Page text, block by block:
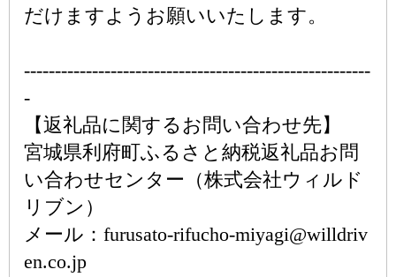
だけますようお願いいたします。
--------------------------------------------------------
-
【返礼品に関するお問い合わせ先】
宮城県利府町ふるさと納税返礼品お問
い合わせセンター（株式会社ウィルド
リブン）
メール：furusato-rifucho-miyagi@willdriv
en.co.jp